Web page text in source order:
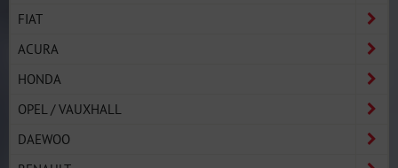
FIAT
ACURA
HONDA
OPEL / VAUXHALL
DAEWOO